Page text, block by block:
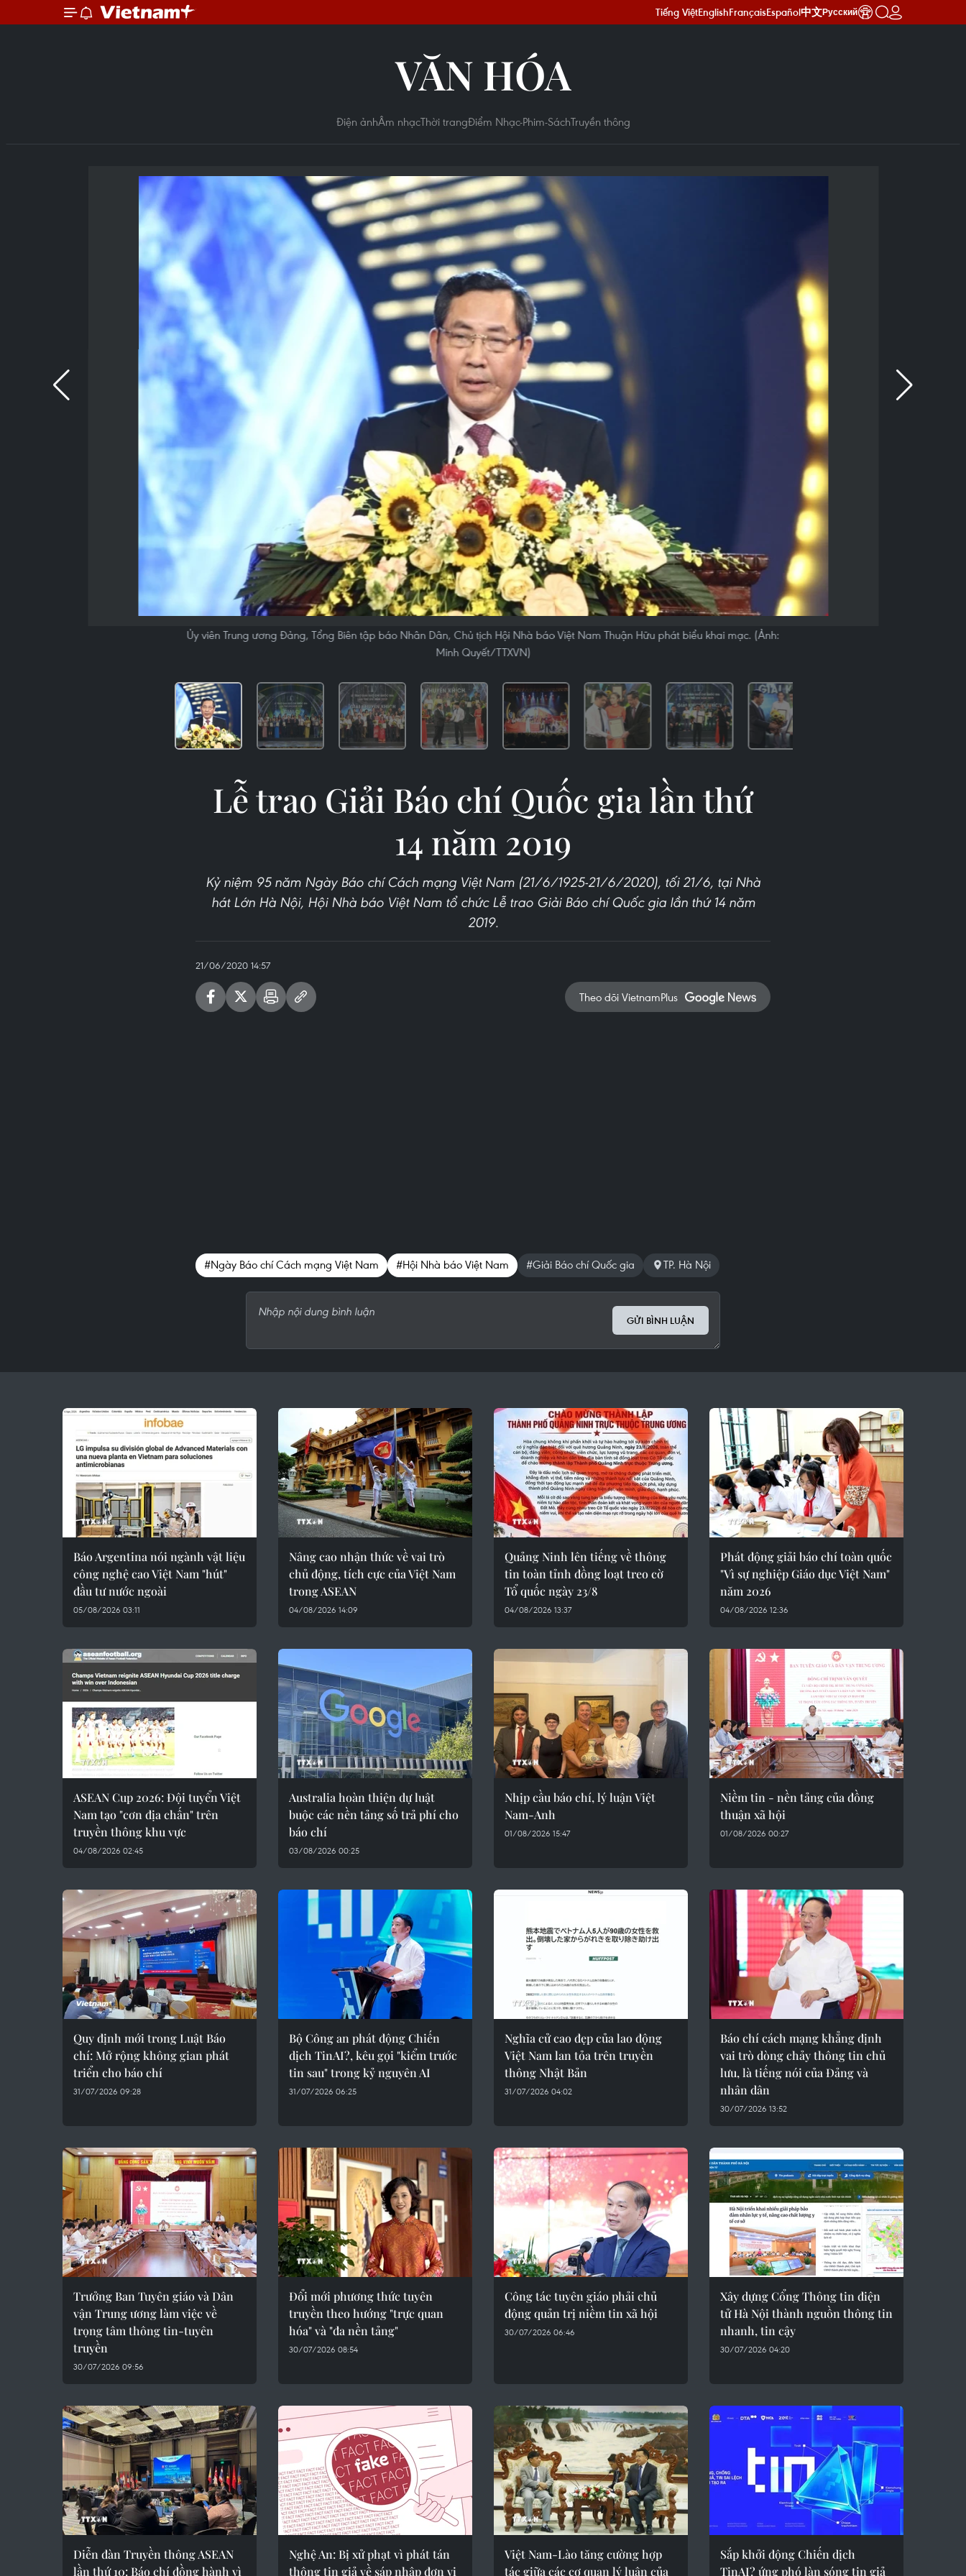
Tiếng ViệtEnglishFrançaisEspañol中文Русский
VĂN HÓA
Điện ảnhÂm nhạcThời trangĐiểm Nhạc-Phim-SáchTruyền thông
Ủy viên Trung ương Đảng, Tổng Biên tập báo Nhân Dân, Chủ tịch Hội Nhà báo Việt Nam Thuận Hữu phát biểu khai mạc. (Ảnh:
Minh Quyết/TTXVN)
Lễ trao Giải Báo chí Quốc gia lần thứ
14 năm 2019
Kỷ niệm 95 năm Ngày Báo chí Cách mạng Việt Nam (21/6/1925-21/6/2020), tối 21/6, tại Nhà
hát Lớn Hà Nội, Hội Nhà báo Việt Nam tổ chức Lễ trao Giải Báo chí Quốc gia lần thứ 14 năm
2019.
21/06/2020 14:57
Theo dõi VietnamPlus
#Ngày Báo chí Cách mạng Việt Nam #Hội Nhà báo Việt Nam #Giải Báo chí Quốc gia TP. Hà Nội
GỬI BÌNH LUẬN
Báo Argentina nói ngành vật liệu
công nghệ cao Việt Nam "hút"
đầu tư nước ngoài
05/08/2026 03:11
Nâng cao nhận thức về vai trò
chủ động, tích cực của Việt Nam
trong ASEAN
04/08/2026 14:09
Quảng Ninh lên tiếng về thông
tin toàn tỉnh đồng loạt treo cờ
Tổ quốc ngày 23/8
04/08/2026 13:37
Phát động giải báo chí toàn quốc
"Vì sự nghiệp Giáo dục Việt Nam"
năm 2026
04/08/2026 12:36
ASEAN Cup 2026: Đội tuyển Việt
Nam tạo "cơn địa chấn" trên
truyền thông khu vực
04/08/2026 02:45
Australia hoàn thiện dự luật
buộc các nền tảng số trả phí cho
báo chí
03/08/2026 00:25
Nhịp cầu báo chí, lý luận Việt
Nam-Anh
01/08/2026 15:47
Niềm tin - nền tảng của đồng
thuận xã hội
01/08/2026 00:27
Quy định mới trong Luật Báo
chí: Mở rộng không gian phát
triển cho báo chí
31/07/2026 09:28
Bộ Công an phát động Chiến
dịch TinAI?, kêu gọi "kiểm trước
tin sau" trong kỷ nguyên AI
31/07/2026 06:25
Nghĩa cử cao đẹp của lao động
Việt Nam lan tỏa trên truyền
thông Nhật Bản
31/07/2026 04:02
Báo chí cách mạng khẳng định
vai trò dòng chảy thông tin chủ
lưu, là tiếng nói của Đảng và
nhân dân
30/07/2026 13:52
Trưởng Ban Tuyên giáo và Dân
vận Trung ương làm việc về
trọng tâm thông tin-tuyên
truyền
30/07/2026 09:56
Đổi mới phương thức tuyên
truyền theo hướng "trực quan
hóa" và "đa nền tảng"
30/07/2026 08:54
Công tác tuyên giáo phải chủ
động quản trị niềm tin xã hội
30/07/2026 06:46
Xây dựng Cổng Thông tin điện
tử Hà Nội thành nguồn thông tin
nhanh, tin cậy
30/07/2026 04:20
Diễn đàn Truyền thông ASEAN
lần thứ 10: Báo chí đồng hành vì
Nghệ An: Bị xử phạt vì phát tán
thông tin giả về sáp nhập đơn vị
Việt Nam-Lào tăng cường hợp
tác giữa các cơ quan lý luận của
Sắp khởi động Chiến dịch
TinAI? ứng phó làn sóng tin giả